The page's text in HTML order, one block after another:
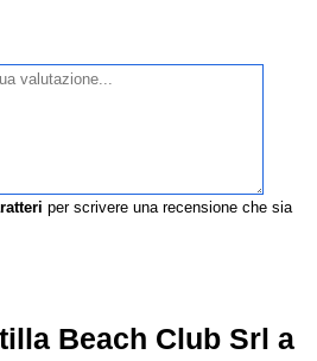
per scrivere una recensione che sia
Beach Club Srl a